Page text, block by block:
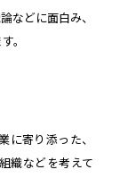
などに面白み、
。
に寄り添った、
織などを考えて